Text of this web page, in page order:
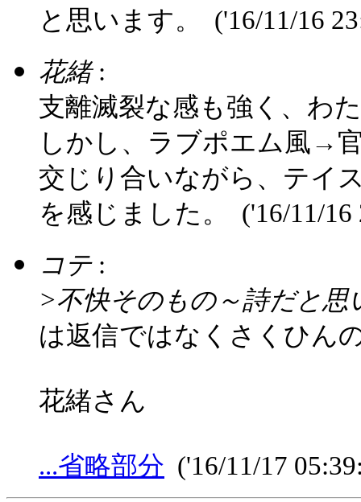
と思います。 ('16/11/16
花緒:
支離滅裂な感も強く、わ
しかし、ラブポエム風→
交じり合いながら、テイ
を感じました。 ('16/11/16
コテ:
>不快そのもの～詩だと思
は返信ではなくさくひん
花緒さん
...省略部分 ('16/11/17